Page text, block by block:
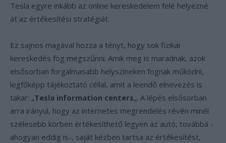
Tesla egyre inkább az online kereskedelem felé helyezné
át az értékesítési stratégiát.
Ez sajnos magával hozza a tényt, hogy sok fizikai
kereskedés fog megszűnni. Amik meg is maradnak, azok
elsősorban forgalmasabb helyszíneken fognak működni,
legfőképp tájékoztató céllal, amit a leendő elnevezés is
takar: „Tesla information centers„. A lépés elsősorban
arra irányul, hogy az internetes megrendelés révén minél
szélesebb körben értékesíthető legyen az autó, továbbá -
ahogyan eddig is-, saját kézben tartsa az értékesítést,